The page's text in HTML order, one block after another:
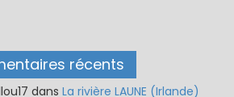
récents
dans La rivière LAUNE (Irlande)